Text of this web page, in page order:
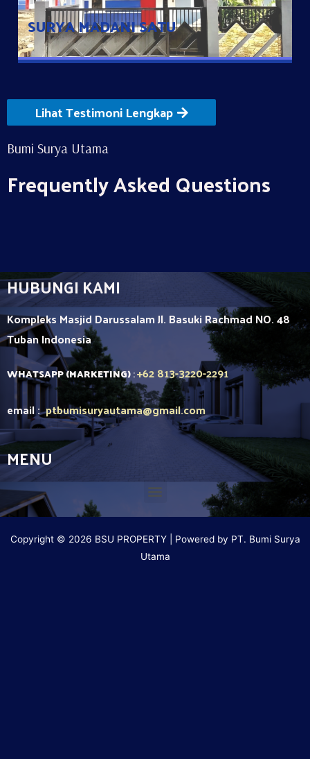
SURYA MADANI SATU
Lihat Testimoni Lengkap
Bumi Surya Utama
Frequently Asked Questions
HUBUNGI KAMI
Kompleks Masjid Darussalam Jl. Basuki Rachmad NO. 48
TubanIndonesia
WHATSAPP (MARKETING):+62 813-3220-2291
email :ptbumisuryautama@gmail.com
MENU
Copyright © 2026 BSU PROPERTY | Powered by PT. Bumi Surya
Utama